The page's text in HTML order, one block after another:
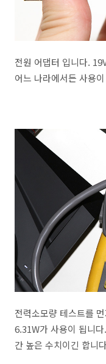
전원 어댑터 입니다.
어느 나라에서든 사용
전력소모량 테스트를
6.31W가 사용이 됩니
간 높은 수치이긴 합니